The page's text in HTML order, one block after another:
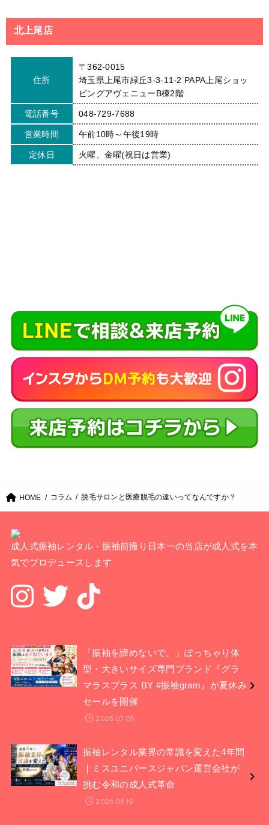
北上尾店
住所
〒362-0015
埼玉県上尾市緑丘3-3-11-2 PAPA上尾ショッ
ピングアヴェニューB棟2階
電話番号 048-729-7688
営業時間 午前10時～午後19時
定休日 火曜、金曜(祝日は営業)
HOME コラム 脱毛サロンと医療脱毛の違いってなんですか？
成人式振袖レンタル - 振袖前撮り日本一の当店が成人式を本
気でプロデュースします
「振袖を諦めないで。」ぽっちゃり体
型・大きいサイズ専門ブランド『グラ
マラスプラス BY #振袖gram』が夏休み
セールを開催
2026.07.05
振袖レンタル業界の常識を変えた4年間
｜ミスユニバースジャパン運営会社が
挑む令和の成人式革命
2026.06.19